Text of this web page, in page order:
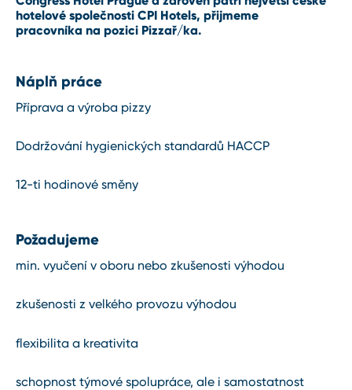
hotelové společnosti CPI Hotels, přijmeme
pracovníka na pozici Pizzař/ka.
Náplň práce
Příprava a výroba pizzy
Dodržování hygienických standardů HACCP
12-ti hodinové směny
Požadujeme
min. vyučení v oboru nebo zkušenosti výhodou
zkušenosti z velkého provozu výhodou
flexibilita a kreativita
schopnost týmové spolupráce, ale i samostatnost